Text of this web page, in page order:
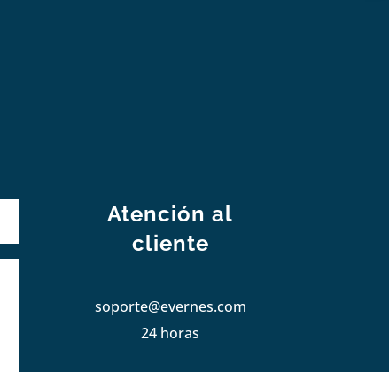
Atención al
cliente
soporte@evernes.com
24 horas